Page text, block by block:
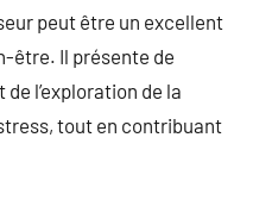
peut être un excellent
être. Il présente de
l’exploration de la
tout en contribuant